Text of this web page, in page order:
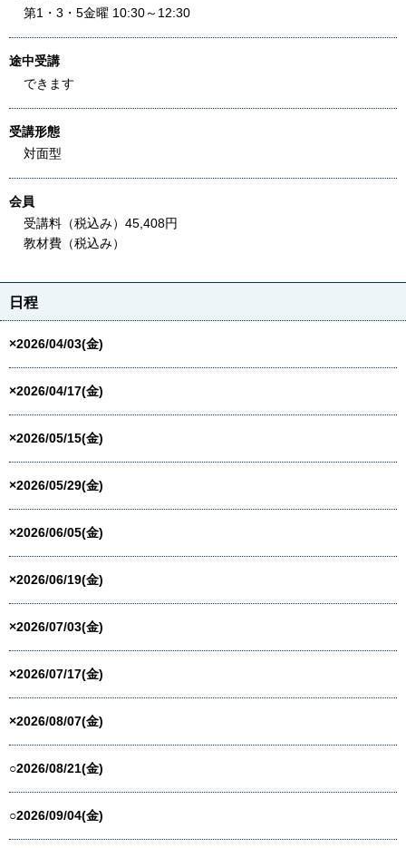
第1・3・5金曜 10:30～12:30
途中受講
できます
受講形態
対面型
会員
受講料（税込み）45,408円
教材費（税込み）
日程
×2026/04/03(金)
×2026/04/17(金)
×2026/05/15(金)
×2026/05/29(金)
×2026/06/05(金)
×2026/06/19(金)
×2026/07/03(金)
×2026/07/17(金)
×2026/08/07(金)
○2026/08/21(金)
○2026/09/04(金)